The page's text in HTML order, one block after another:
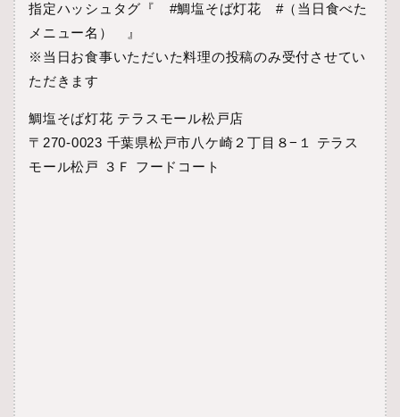
指定ハッシュタグ『 #鯛塩そば灯花 #（当日食べた
メニュー名） 』
※当日お食事いただいた料理の投稿のみ受付させてい
ただきます
鯛塩そば灯花 テラスモール松戸店
〒270-0023 千葉県松戸市八ケ崎２丁目８−１ テラス
モール松戸 ３Ｆ フードコート